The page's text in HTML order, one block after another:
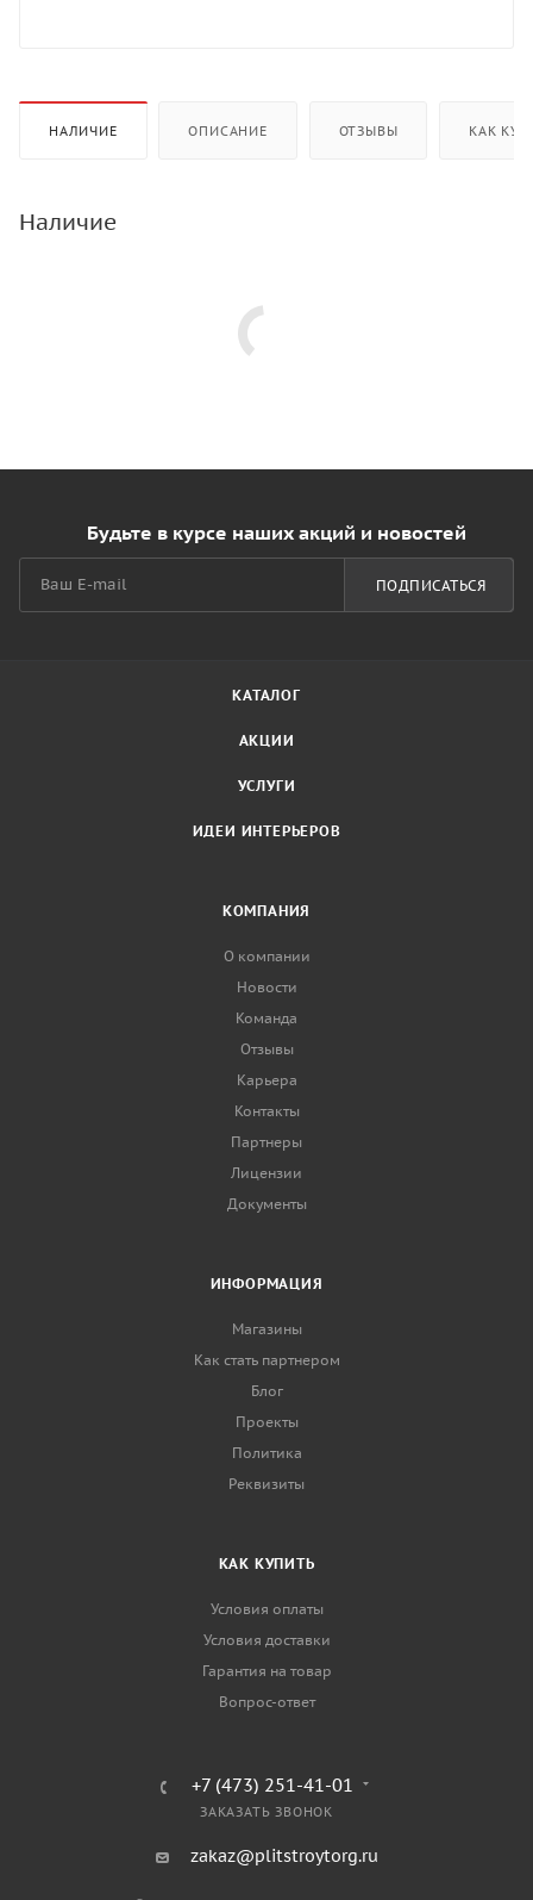
НАЛИЧИЕ ОПИСАНИЕ ОТЗЫВЫ КАК
Наличие
Будьте в курсе наших акций и новостей
ПОДПИСАТЬСЯ
КАТАЛОГ
АКЦИИ
УСЛУГИ
ИДЕИ ИНТЕРЬЕРОВ
КОМПАНИЯ
О компании
Новости
Команда
Отзывы
Карьера
Контакты
Партнеры
Лицензии
Документы
ИНФОРМАЦИЯ
Магазины
Как стать партнером
Блог
Проекты
Политика
Реквизиты
КАК КУПИТЬ
Условия оплаты
Условия доставки
Гарантия на товар
Вопрос-ответ
+7 (473) 251-41-01
ЗАКАЗАТЬ ЗВОНОК
zakaz@plitstroytorg.ru